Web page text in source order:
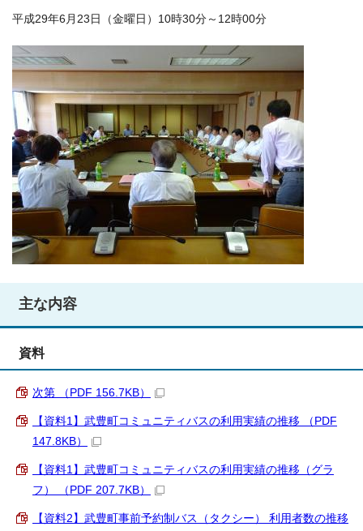
平成29年6月23日（金曜日）10時30分～12時00分
主な内容
資料
次第 （PDF 156.7KB）
【資料1】武豊町コミュニティバスの利用実績の推移 （PDF
147.8KB）
【資料1】武豊町コミュニティバスの利用実績の推移（グラ
フ） （PDF 207.7KB）
【資料2】武豊町事前予約制バス（タクシー） 利用者数の推移